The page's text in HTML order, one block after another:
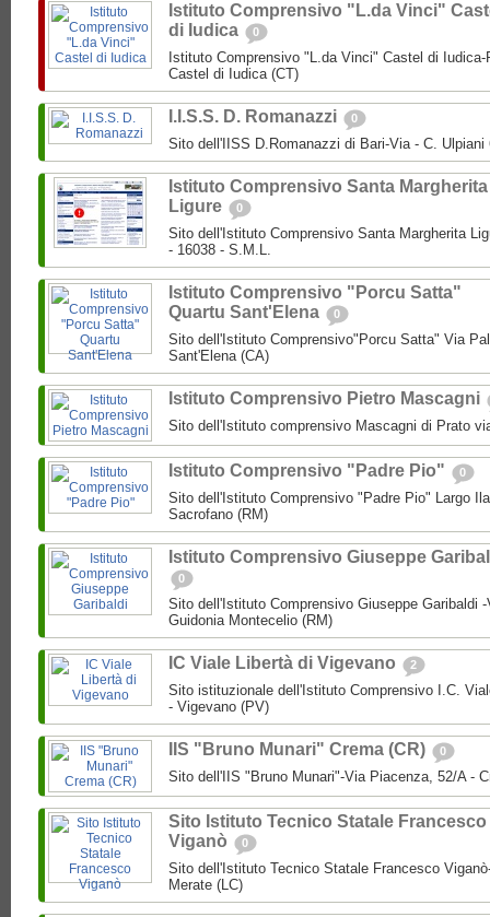
Istituto Comprensivo "L.da Vinci"
di Iudica
0
Istituto Comprensivo "L.da Vinci" Castel di
Castel di Iudica (CT)
I.I.S.S. D. Romanazzi 0
Sito dell'IISS D.Romanazzi di Bari-Via - C. Ulpiani
Istituto Comprensivo Santa Margherita
Ligure
0
Sito dell'Istituto Comprensivo Santa Margherita
- 16038 - S.M.L.
Istituto Comprensivo "Porcu Satta"
Quartu Sant'Elena
0
Sito dell'Istituto Comprensivo"Porcu Satta" Via
Sant'Elena (CA)
Istituto Comprensivo Pietro Mascagni
Sito dell'Istituto comprensivo Mascagni di Prato
Istituto Comprensivo "Padre Pio" 0
Sito dell'Istituto Comprensivo "Padre Pio" Largo
Sacrofano (RM)
Istituto Comprensivo Giuseppe
0
Sito dell'Istituto Comprensivo Giuseppe Garibaldi
Guidonia Montecelio (RM)
IC Viale Libertà di Vigevano 2
Sito istituzionale dell'Istituto Comprensivo I.C.
- Vigevano (PV)
IIS "Bruno Munari" Crema (CR) 0
Sito dell'IIS "Bruno Munari"-Via Piacenza, 52/A -
Sito Istituto Tecnico Statale Francesco
Viganò
0
Sito dell'Istituto Tecnico Statale Francesco
Merate (LC)